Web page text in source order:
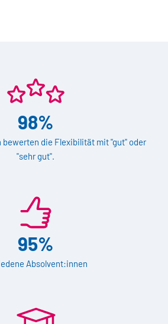
98%
bewerten die Flexibilität mit "gut" oder
"sehr gut".
95%
Absolvent:innen